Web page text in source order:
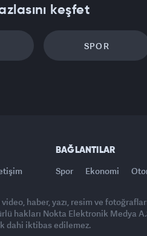
keşfet
SPOR
BAĞLANTILAR
Spor Ekonomi
haber, yazı, resim ve
hakları Nokta Elektronik Medya
dahi iktibas edilemez.